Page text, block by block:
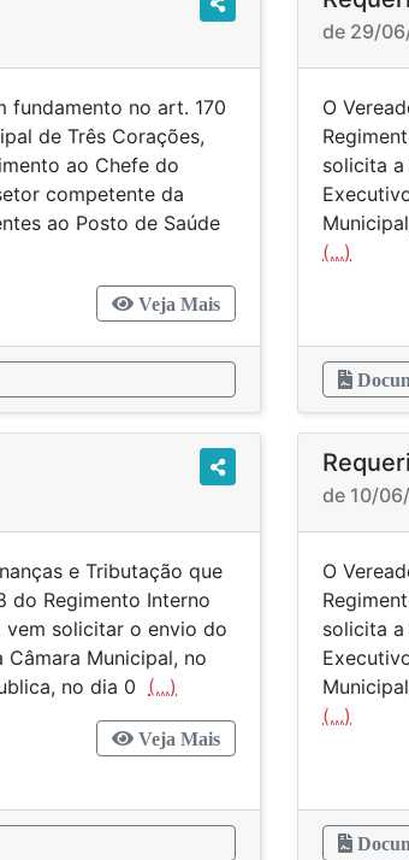
fundamento no art. 170
de Três Corações,
ao Chefe do
competente da
ao Posto de Saúde
Veja Mais
de 29/
O
solicita
(...)
e Tributação que
do Regimento Interno
vem solicitar o envio do
Municipal, no
no dia 0 (...)
Veja Mais
de 10/
O
solicita
(...)